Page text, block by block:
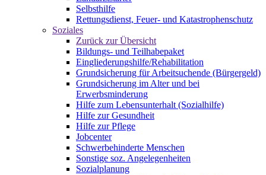
Selbsthilfe
Rettungsdienst, Feuer- und Katastrophenschutz
Soziales
Zurück zur Übersicht
Bildungs- und Teilhabepaket
Eingliederungshilfe/Rehabilitation
Grundsicherung für Arbeitsuchende (Bürgergeld)
Grundsicherung im Alter und bei
Erwerbsminderung
Hilfe zum Lebensunterhalt (Sozialhilfe)
Hilfe zur Gesundheit
Hilfe zur Pflege
Jobcenter
Schwerbehinderte Menschen
Sonstige soz. Angelegenheiten
Sozialplanung